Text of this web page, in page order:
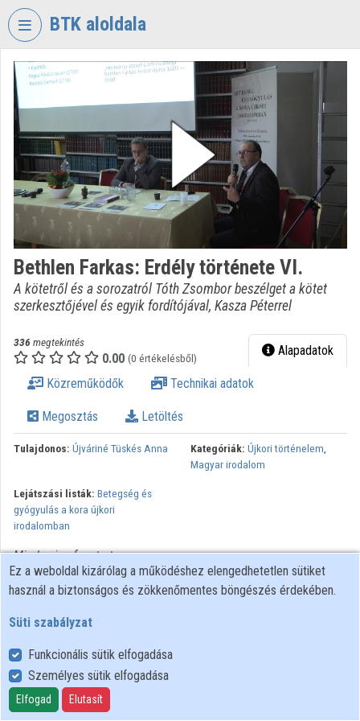
Fejléc kihagyása
BTK aloldala
VIDEO TORIUM
BÖLCSÉSZETTUDOMÁNYI
KUTATÓKÖZPONT
Intézményi kezdőlap
Bejelentkezés
Intézményi felfedezés
Kategóriák
Intézményi listák
Intézmények
Közreműködők
Bethlen Farkas: Erdély története VI.
A kötetről és a sorozatról Tóth Zsombor beszélget a kötet
szerkesztőjével és egyik fordítójával, Kasza Péterrel
336 megtekintés
0.00 (0 értékelésből) Alapadatok
Közreműködők Technikai adatok
Megosztás Letöltés
Tulajdonos: Újváriné Tüskés Anna Kategóriák: Újkori történelem,
Magyar irodalom
Lejátszási listák: Betegség és
gyógyulás a kora újkori
irodalomban
Minden jog fenntartva.
Felhasználói szabályzat
Adatkezelési tájékoztató
Süti szabályzat
Ez a weboldal kizárólag a működéshez elengedhetetlen sütiket
használ a biztonságos és zökkenőmentes böngészés érdekében.
Süti szabályzat
Funkcionális sütik elfogadása
Személyes sütik elfogadása
Elfogad Elutasít